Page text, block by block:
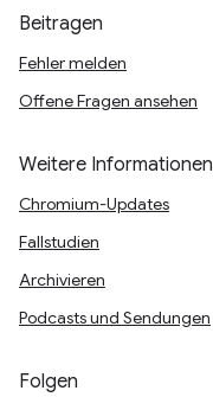
Beitragen
Fehler melden
Offene Fragen ansehen
Weitere Informationen
Chromium-Updates
Fallstudien
Archivieren
Podcasts und Sendungen
Folgen